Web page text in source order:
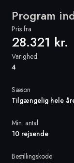
Frankrig
Sverige
Program
Pris fra
28.321 kr.
Varighed
4
Sæson
Tilgængelig hele
Min. antal
10 rejsende
Bestillingskode